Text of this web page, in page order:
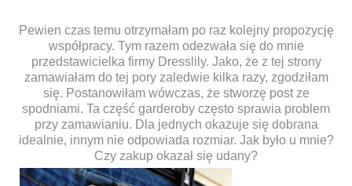
Pewien czas temu otrzymałam po raz kolejny propozycję
współpracy. Tym razem odezwała się do mnie
przedstawicielka firmy Dresslily. Jako, że z tej strony
zamawiałam do tej pory zaledwie kilka razy, zgodziłam
się. Postanowiłam wówczas, że stworzę post ze
spodniami. Ta część garderoby często sprawia problem
przy zamawianiu. Dla jednych okazuje się dobrana
idealnie, innym nie odpowiada rozmiar. Jak było u mnie?
Czy zakup okazał się udany?